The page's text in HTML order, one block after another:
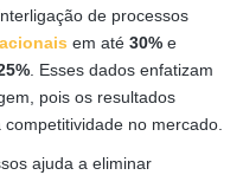
de processos
em até 30% e
. Esses dados enfatizam
pois os resultados
no mercado.
ajuda a eliminar